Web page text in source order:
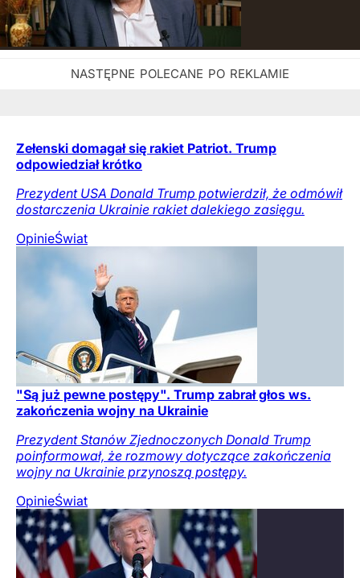
Zełenski domagał się rakiet Patriot. Trump
odpowiedział krótko
Prezydent USA Donald Trump potwierdził, że odmówił
dostarczenia Ukrainie rakiet dalekiego zasięgu.
OpinieŚwiat
"Są już pewne postępy". Trump zabrał głos ws.
zakończenia wojny na Ukrainie
Prezydent Stanów Zjednoczonych Donald Trump
poinformował, że rozmowy dotyczące zakończenia
wojny na Ukrainie przynoszą postępy.
OpinieŚwiat